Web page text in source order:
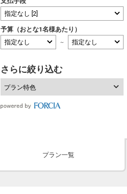
予算（おとな1名様あたり）
～
さらに絞り込む
プラン特色
プラン一覧